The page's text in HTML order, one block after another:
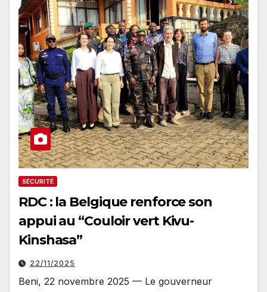
SÉCURITÉ
RDC : la Belgique renforce son
appui au “Couloir vert Kivu-
Kinshasa”
22/11/2025
Beni, 22 novembre 2025 — Le gouverneur